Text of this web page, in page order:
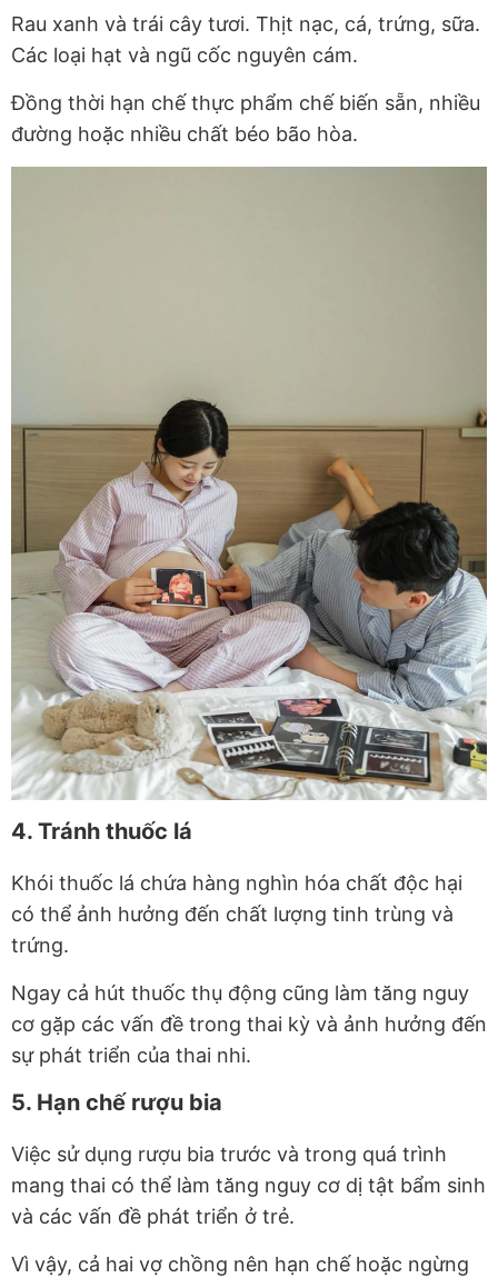
Rau xanh và trái cây tươi. Thịt nạc, cá, trứng, sữa.
Các loại hạt và ngũ cốc nguyên cám.
Đồng thời hạn chế thực phẩm chế biến sẵn, nhiều
đường hoặc nhiều chất béo bão hòa.
4. Tránh thuốc lá
Khói thuốc lá chứa hàng nghìn hóa chất độc hại
có thể ảnh hưởng đến chất lượng tinh trùng và
trứng.
Ngay cả hút thuốc thụ động cũng làm tăng nguy
cơ gặp các vấn đề trong thai kỳ và ảnh hưởng đến
sự phát triển của thai nhi.
5. Hạn chế rượu bia
Việc sử dụng rượu bia trước và trong quá trình
mang thai có thể làm tăng nguy cơ dị tật bẩm sinh
và các vấn đề phát triển ở trẻ.
Vì vậy, cả hai vợ chồng nên hạn chế hoặc ngừng